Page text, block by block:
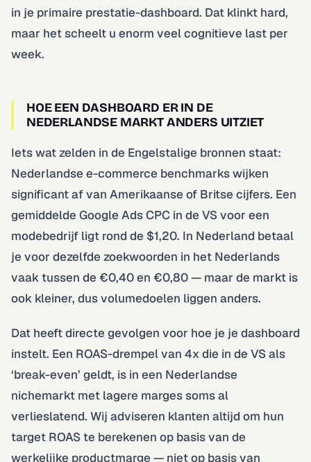
in je primaire prestatie-dashboard. Dat klinkt hard,
maar het scheelt u enorm veel cognitieve last per
week.
HOE EEN DASHBOARD ER IN DE
NEDERLANDSE MARKT ANDERS UITZIET
Iets wat zelden in de Engelstalige bronnen staat:
Nederlandse e-commerce benchmarks wijken
significant af van Amerikaanse of Britse cijfers. Een
gemiddelde Google Ads CPC in de VS voor een
modebedrijf ligt rond de $1,20. In Nederland betaal
je voor dezelfde zoekwoorden in het Nederlands
vaak tussen de €0,40 en €0,80 — maar de markt is
ook kleiner, dus volumedoelen liggen anders.
Dat heeft directe gevolgen voor hoe je je dashboard
instelt. Een ROAS-drempel van 4x die in de VS als
‘break-even’ geldt, is in een Nederlandse
nichemarkt met lagere marges soms al
verlieslatend. Wij adviseren klanten altijd om hun
target ROAS te berekenen op basis van de
werkelijke productmarge — niet op basis van